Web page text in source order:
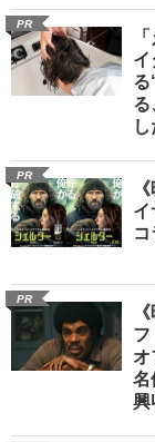
PR
る
る
PR
イ
コ
PR
フ
オ
名
興